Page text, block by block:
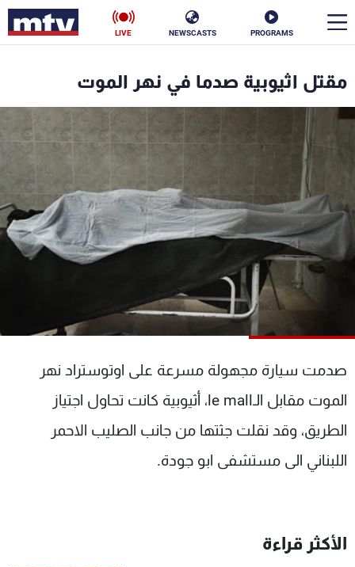
PROGRAMS
NEWSCASTS
LIVE
مقتل اثيوبية صدما في نهر الموت
صدمت سيارة مجهولة مسرعة على اوتوستراد نهر
الموت مقابل الـle mall، أثيوبية كانت تحاول اجتياز
الطريق، وقد نقلت جثتها من جانب الصليب الاحمر
اللبناني الى مستشفى ابو جودة.
الأكثر قراءة
الأخبار
سياسة ناس
إقتصاد
منوعات رياضة
كأس العالم
شاهد البرامج
الترددات
الإنـتـاج
تواصل معنا